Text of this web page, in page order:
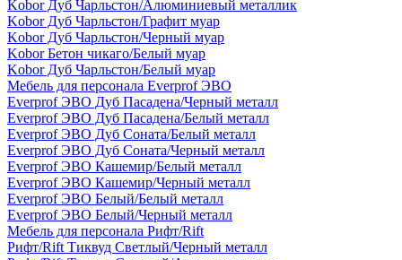
Kobor Дуб Чарльстон/Алюминиевый металлик
Kobor Дуб Чарльстон/Графит муар
Kobor Дуб Чарльстон/Черный муар
Kobor Бетон чикаго/Белый муар
Kobor Дуб Чарльстон/Белый муар
Мебель для персонала Everprof ЭВО
Everprof ЭВО Дуб Пасадена/Черный металл
Everprof ЭВО Дуб Пасадена/Белый металл
Everprof ЭВО Дуб Соната/Белый металл
Everprof ЭВО Дуб Соната/Черный металл
Everprof ЭВО Кашемир/Белый металл
Everprof ЭВО Кашемир/Черный металл
Everprof ЭВО Белый/Белый металл
Everprof ЭВО Белый/Черный металл
Мебель для персонала Рифт/Rift
Рифт/Rift Тиквуд Светлый/Черный металл